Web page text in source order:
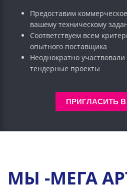
Предоставим
вашему техническому
Соответствуем всем
опытного поставщика
Неоднократно
тендерные проекты
ПРИГЛАСИТЬ
МЫ -МЕГА